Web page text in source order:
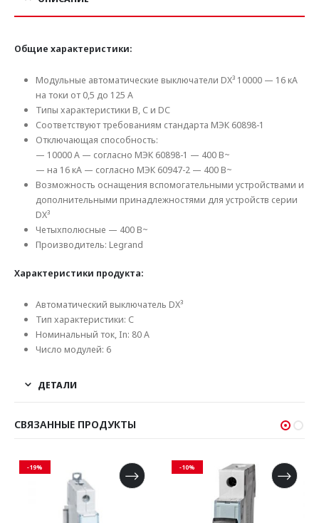
Общие характеристики:
Модульные автоматические выключатели DX³ 10000 — 16 кА
на токи от 0,5 до 125 А
Типы характеристики В, C и DC
Соответствуют требованиям стандарта МЭК 60898-1
Отключающая способность:
— 10000 А — согласно МЭК 60898-1 — 400 В~
— на 16 кА — согласно МЭК 60947-2 — 400 В~
Возможность оснащения вспомогательными устройствами и
дополнительными принадлежностями для устройств серии
DX³
Четыхполюсные — 400 В~
Производитель: Legrand
Характеристики продукта:
Автоматический выключатель DX³
Тип характеристики: С
Номинальный ток, In: 80 А
Число модулей: 6
ДЕТАЛИ
СВЯЗАННЫЕ ПРОДУКТЫ